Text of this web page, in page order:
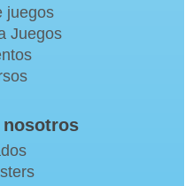
juegos
Juegos
nosotros